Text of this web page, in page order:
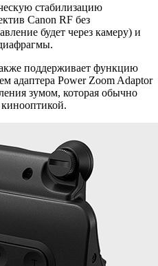
стабилизацию
Canon RF без
будет через камеру) и
поддерживает функцию
адаптера Power Zoom Adaptor
зумом, которая обычно